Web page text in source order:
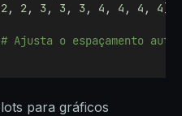
2, 2, 3 , 3 , 3 , 4 , 4 , 4 , 4],
# Ajusta o espaçamento